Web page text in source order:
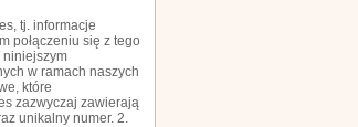
tj. informacje
połączeniu się z tego
niniejszym
w ramach naszych
które
zazwyczaj zawierają
unikalny numer. 2.